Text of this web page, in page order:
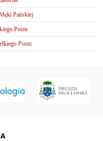
Pańskiej
Postu
Postu